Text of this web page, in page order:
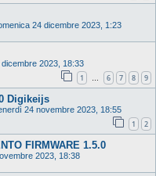
24 dicembre 2023, 1:23
dicembre 2023, 18:33
1 … 6 7 8 9
Digikeijs
24 novembre 2023, 18:55
1 2
FIRMWARE 1.5.0
2023, 18:38